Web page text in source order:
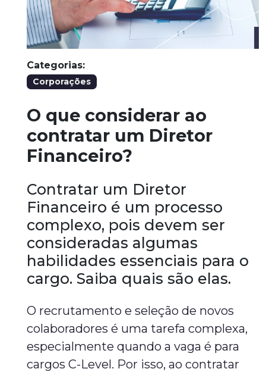
Categorias:
Corporações
O que considerar ao
contratar um Diretor
Financeiro?
Contratar um Diretor
Financeiro é um processo
complexo, pois devem ser
consideradas algumas
habilidades essenciais para o
cargo. Saiba quais são elas.
O recrutamento e seleção de novos
colaboradores é uma tarefa complexa,
especialmente quando a vaga é para
cargos C-Level. Por isso, ao contratar